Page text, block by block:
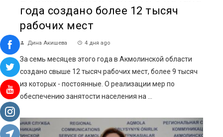
года создано более 12 тысяч
рабочих мест
Дина Акишева 4 дня ago
За семь месяцев этого года в Акмолинской области
создано свыше 12 тысяч рабочих мест, более 9 тысяч
из которых - постоянные. О реализации мер по
обеспечению занятости населения на ...